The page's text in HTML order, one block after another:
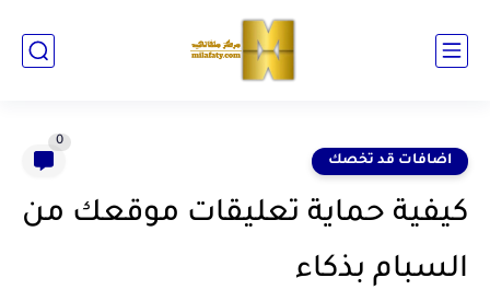
اضافات قد تخصك
0
كيفية حماية تعليقات موقعك من
السبام بذكاء